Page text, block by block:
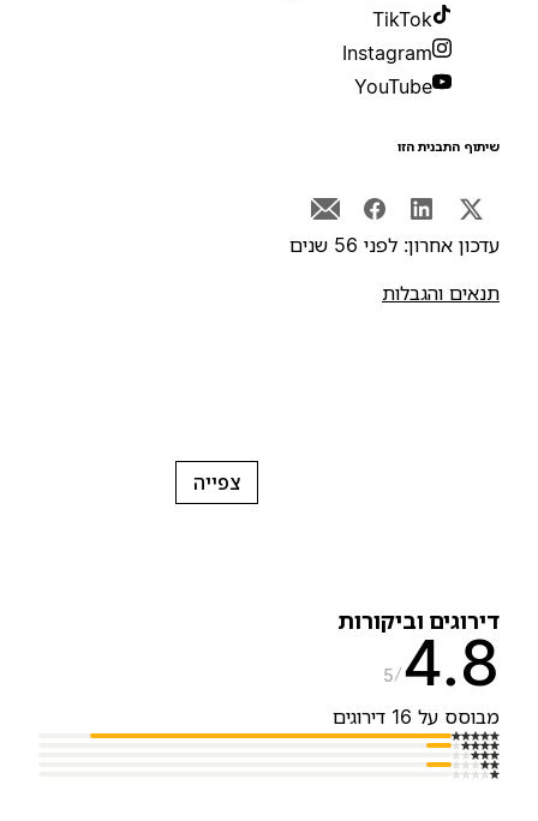
TikTok
Instagram
YouTube
התבנית הזו
אחרון: לפני 56 שנים
והגבלות
צפייה
וביקורות
5
על 16 דירוגים